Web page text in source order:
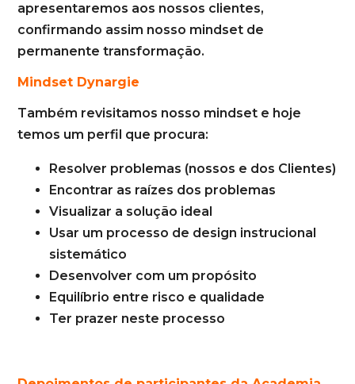
apresentaremos aos nossos clientes,
confirmando assim nosso mindset de
permanente transformação.
Mindset Dynargie
Também revisitamos nosso mindset e hoje
temos um perfil que procura:
Resolver problemas (nossos e dos Clientes)
Encontrar as raízes dos problemas
Visualizar a solução ideal
Usar um processo de design instrucional
sistemático
Desenvolver com um propósito
Equilíbrio entre risco e qualidade
Ter prazer neste processo